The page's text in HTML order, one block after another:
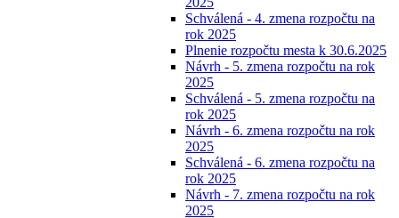
Schválená - 4. zmena rozpočtu na
rok 2025
Plnenie rozpočtu mesta k 30.6.2025
Návrh - 5. zmena rozpočtu na rok
2025
Schválená - 5. zmena rozpočtu na
rok 2025
Návrh - 6. zmena rozpočtu na rok
2025
Schválená - 6. zmena rozpočtu na
rok 2025
Návrh - 7. zmena rozpočtu na rok
2025